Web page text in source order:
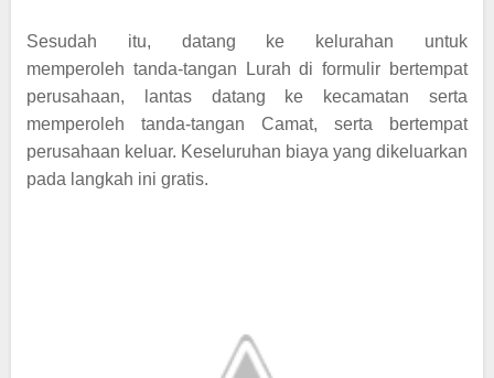
Sesudah itu, datang ke kelurahan untuk
memperoleh tanda-tangan Lurah di formulir bertempat
perusahaan, lantas datang ke kecamatan serta
memperoleh tanda-tangan Camat, serta bertempat
perusahaan keluar. Keseluruhan biaya yang dikeluarkan
pada langkah ini gratis.